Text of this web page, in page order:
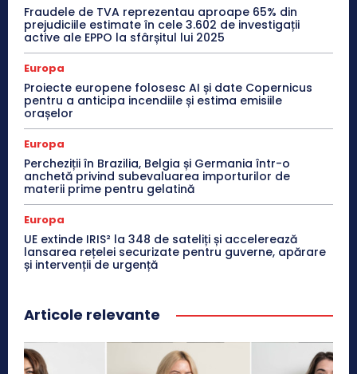
Fraudele de TVA reprezentau aproape 65% din
prejudiciile estimate în cele 3.602 de investigații
active ale EPPO la sfârșitul lui 2025
Europa
Proiecte europene folosesc AI și date Copernicus
pentru a anticipa incendiile și estima emisiile
orașelor
Europa
Percheziții în Brazilia, Belgia și Germania într-o
anchetă privind subevaluarea importurilor de
materii prime pentru gelatină
Europa
UE extinde IRIS² la 348 de sateliți și accelerează
lansarea rețelei securizate pentru guverne, apărare
și intervenții de urgență
Articole relevante